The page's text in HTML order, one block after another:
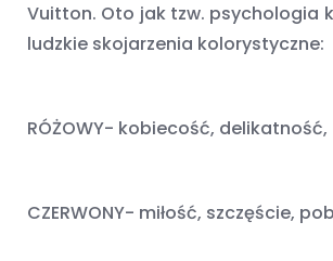
Vuitton. Oto jak tzw. psychologia
ludzkie skojarzenia kolorystyczne:
RÓŻOWY- kobiecość, delikatność,
CZERWONY- miłość, szczęście,